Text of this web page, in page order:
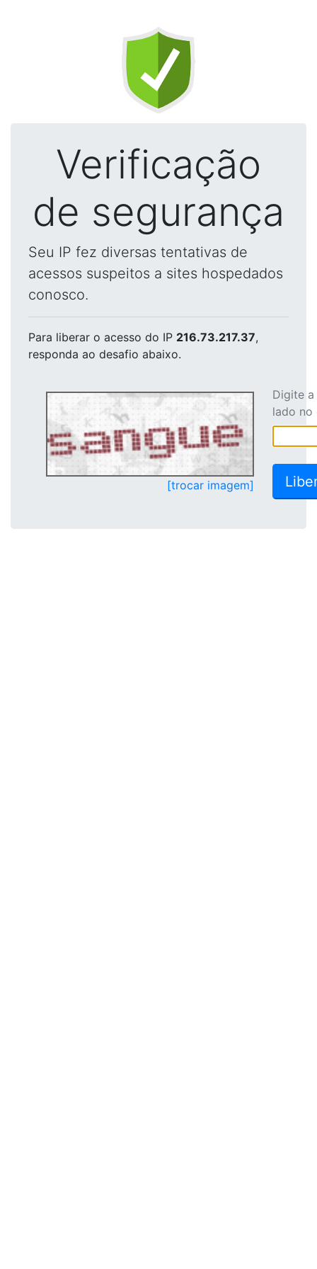
Verificação
de segurança
Seu IP fez diversas tentativas de
acessos suspeitos a sites hospedados
conosco.
Para liberar o acesso do IP 216.73.217.37,
responda ao desafio abaixo.
[trocar imagem]
Digite
lado no